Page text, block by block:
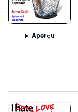
Aperçu